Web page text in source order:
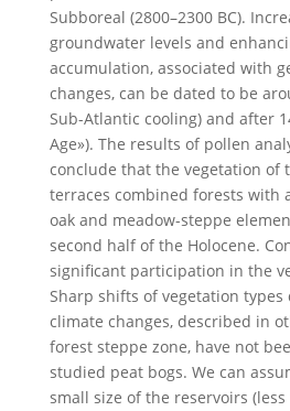
Subboreal (2800–2300 BC).
groundwater levels and
accumulation, associated with
changes, can be dated to be
Sub-Atlantic cooling) and after
Age»). The results of pollen
conclude that the vegetation of
terraces combined forests with
oak and meadow-steppe
second half of the Holocene.
significant participation in the
Sharp shifts of vegetation types
climate changes, described in
forest steppe zone, have not
studied peat bogs. We can
small size of the reservoirs